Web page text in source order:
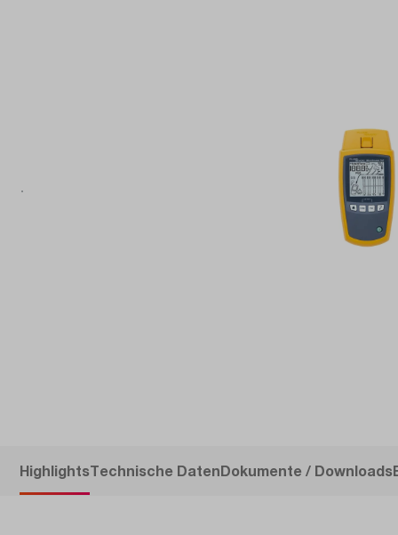
HighlightsTechnische DatenDokumente / Downloads